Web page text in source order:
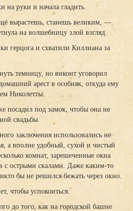
на руки и начала гладить.
вырастешь, станешь великим, —
на волшебницу злой взгляд.
герцога и схватили Киллиана за
темницу, но виконт уговорил
арест в особняк, откуда ему
Николетты.
посадил под замок, чтобы она не
свадьбы.
заключения использовались не
а вполне удобный, сухой и чистый
комнат, зарешеченные окна
с острыми скалами. Даже каким-то
бы не решился бежать через окно.
чтобы успокоиться.
до того, как на городской башне